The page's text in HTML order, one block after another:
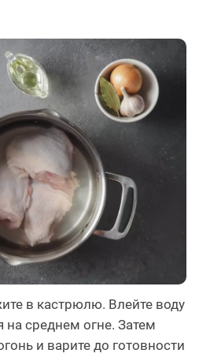
в кастрюлю. Влейте воду
на среднем огне. Затем
и варите до готовности